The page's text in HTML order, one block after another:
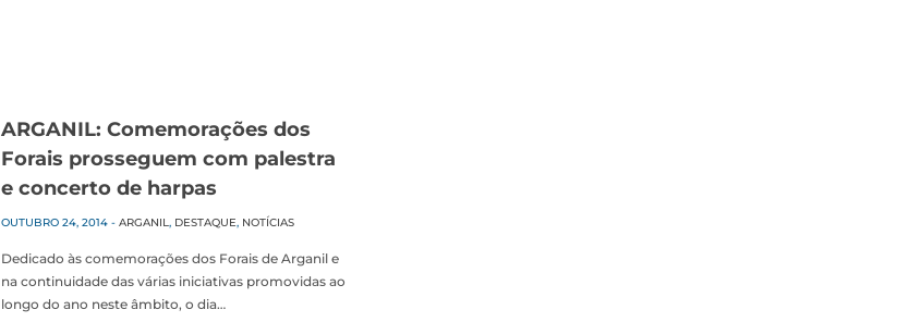
ARGANIL: Comemorações dos
Forais prosseguem com palestra
e concerto de harpas
OUTUBRO 24, 2014 -ARGANIL, DESTAQUE, NOTÍCIAS
Dedicado às comemorações dos Forais de Arganil e
na continuidade das várias iniciativas promovidas ao
longo do ano neste âmbito, o dia…